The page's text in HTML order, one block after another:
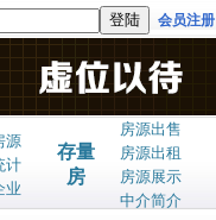
会员注册
源
计
业
存量
房
房源出售
房源出租
房源展示
中介简介